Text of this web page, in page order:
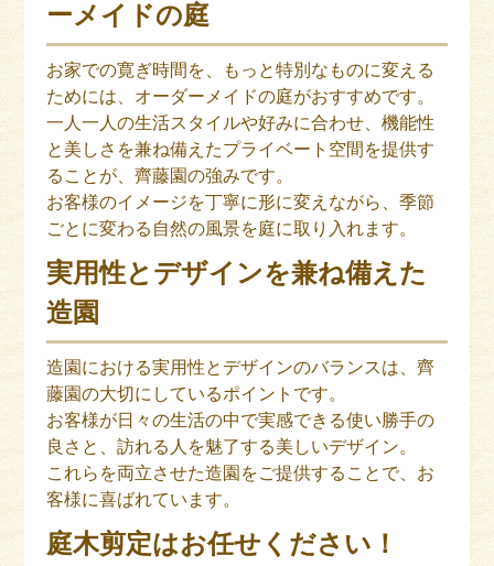
ーメイドの庭
お家での寛ぎ時間を、もっと特別なものに変える
ためには、オーダーメイドの庭がおすすめです。
一人一人の生活スタイルや好みに合わせ、機能性
と美しさを兼ね備えたプライベート空間を提供す
ることが、齊藤園の強みです。
お客様のイメージを丁寧に形に変えながら、季節
ごとに変わる自然の風景を庭に取り入れます。
実用性とデザインを兼ね備えた
造園
造園における実用性とデザインのバランスは、齊
藤園の大切にしているポイントです。
お客様が日々の生活の中で実感できる使い勝手の
良さと、訪れる人を魅了する美しいデザイン。
これらを両立させた造園をご提供することで、お
客様に喜ばれています。
庭木剪定はお任せください！